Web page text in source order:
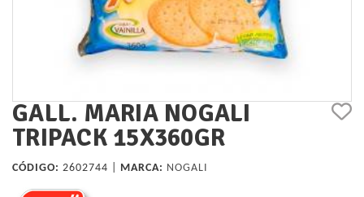
GALL. MARIA NOGALI
TRIPACK 15X360GR
CÓDIGO: 2602744 | MARCA: NOGALI